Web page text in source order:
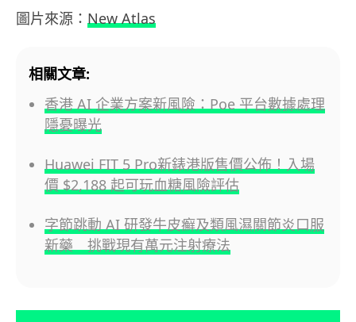
圖片來源： New Atlas
相關文章:
香港 AI 企業方案新風險：Poe 平台數據處理
隱憂曝光
Huawei FIT 5 Pro新錶港版售價公佈！入場
價 $2,188 起可玩血糖風險評估
字節跳動 AI 研發牛皮癬及類風濕關節炎口服
新藥 挑戰現有萬元注射療法